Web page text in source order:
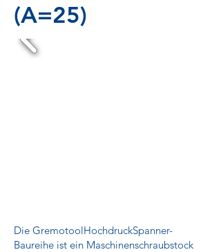
(A=25)
Die GremotoolHochdruckSpanner-
Baureihe ist ein Maschinenschraubstock